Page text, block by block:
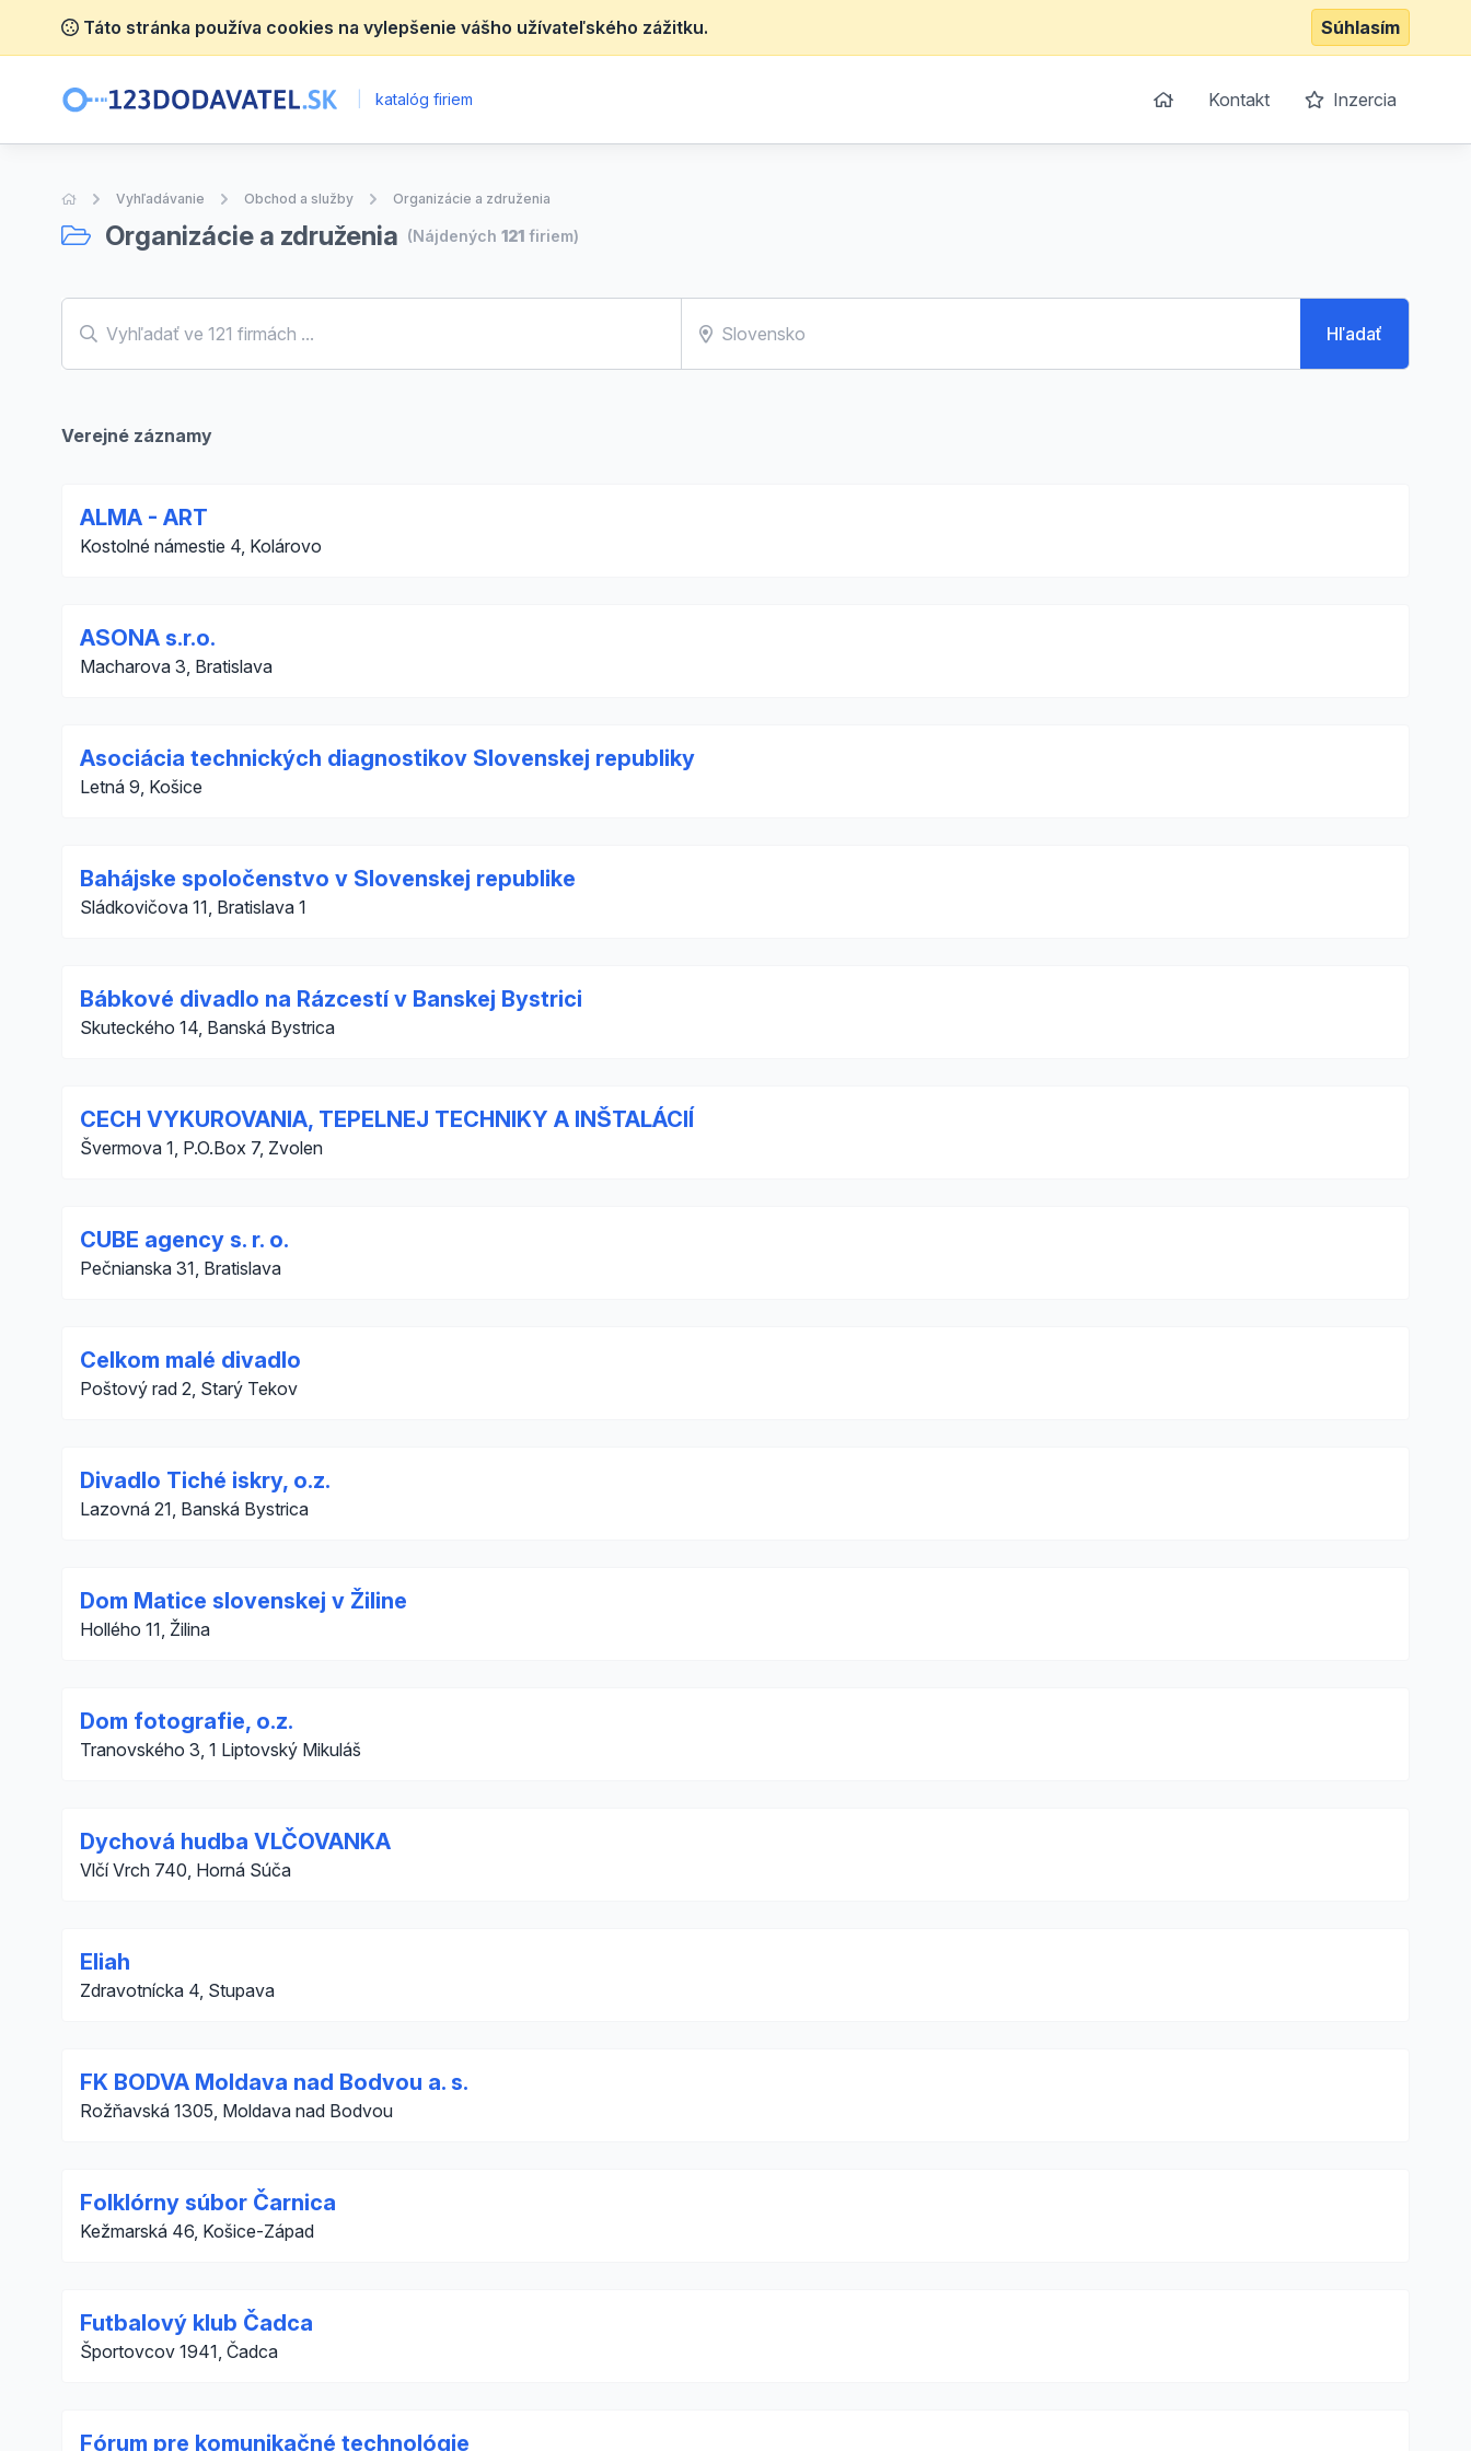
Táto stránka používa cookies na vylepšenie vášho užívateľského zážitku. Súhlasím
katalóg firiem Kontakt Inzercia
Úvodná stránka
Vyhľadávanie Obchod a služby Organizácie a združenia
Organizácie a združenia (Nájdených 121 firiem)
Hľadať
Verejné záznamy
ALMA - ART
Kostolné námestie 4, Kolárovo
ASONA s.r.o.
Macharova 3, Bratislava
Asociácia technických diagnostikov Slovenskej republiky
Letná 9, Košice
Bahájske spoločenstvo v Slovenskej republike
Sládkovičova 11, Bratislava 1
Bábkové divadlo na Rázcestí v Banskej Bystrici
Skuteckého 14, Banská Bystrica
CECH VYKUROVANIA, TEPELNEJ TECHNIKY A INŠTALÁCIÍ
Švermova 1, P.O.Box 7, Zvolen
CUBE agency s. r. o.
Pečnianska 31, Bratislava
Celkom malé divadlo
Poštový rad 2, Starý Tekov
Divadlo Tiché iskry, o.z.
Lazovná 21, Banská Bystrica
Dom Matice slovenskej v Žiline
Hollého 11, Žilina
Dom fotografie, o.z.
Tranovského 3, 1 Liptovský Mikuláš
Dychová hudba VLČOVANKA
Vlčí Vrch 740, Horná Súča
Eliah
Zdravotnícka 4, Stupava
FK BODVA Moldava nad Bodvou a. s.
Rožňavská 1305, Moldava nad Bodvou
Folklórny súbor Čarnica
Kežmarská 46, Košice-Západ
Futbalový klub Čadca
Športovcov 1941, Čadca
Fórum pre komunikačné technológie